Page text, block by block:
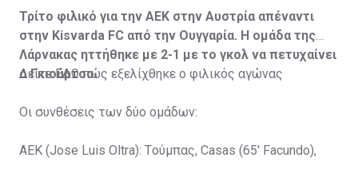
Τρίτο φιλικό για την ΑΕΚ στην Αυστρία απέναντι
στην Kisvarda FC από την Ουγγαρία. Η ομάδα της
Λάρνακας ηττήθηκε με 2-1 με το γκολ να πετυχαίνει
ο Γκιούρτσο.
ΔείτεΕΔΩπώς εξελίχθηκε ο φιλικός αγώνας
Οι συνθέσεις των δύο ομάδων:
ΑΕΚ (Jose Luis Oltra): Tούμπας, Casas (65' Facundo),